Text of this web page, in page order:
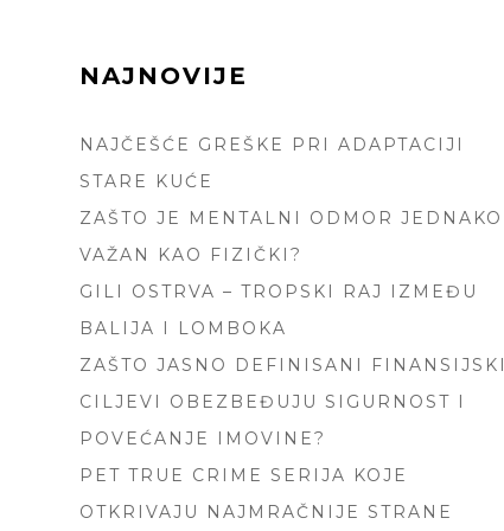
FOOTER
NAJNOVIJE
NAJČEŠĆE GREŠKE PRI ADAPTACIJI
STARE KUĆE
ZAŠTO JE MENTALNI ODMOR JEDNAKO
VAŽAN KAO FIZIČKI?
GILI OSTRVA – TROPSKI RAJ IZMEĐU
BALIJA I LOMBOKA
ZAŠTO JASNO DEFINISANI FINANSIJSKI
CILJEVI OBEZBEĐUJU SIGURNOST I
POVEĆANJE IMOVINE?
PET TRUE CRIME SERIJA KOJE
OTKRIVAJU NAJMRAČNIJE STRANE